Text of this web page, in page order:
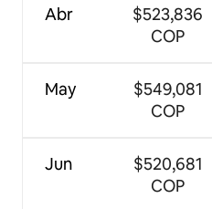
Abr
May
Jun
$523,836
COP
$549,081
COP
$520,681
COP